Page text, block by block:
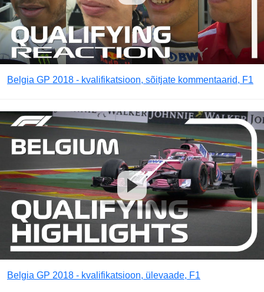
Belgia GP 2018 - kvalifikatsioon, sõitjate kommentaarid, F1
Belgia GP 2018 - kvalifikatsioon, ülevaade, F1